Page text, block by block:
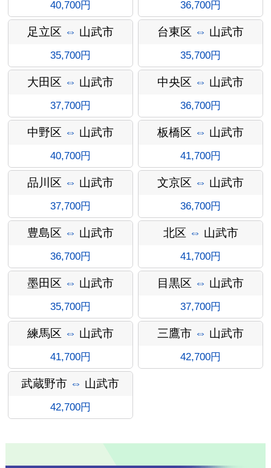
インフォ
メーショ
ン
40,700円 36,700円
足立区 ⇔ 山武市
35,700円
台東区 ⇔ 山武市
35,700円
大田区 ⇔ 山武市
37,700円
中央区 ⇔ 山武市
36,700円
中野区 ⇔ 山武市
40,700円
板橋区 ⇔ 山武市
41,700円
品川区 ⇔ 山武市
37,700円
文京区 ⇔ 山武市
36,700円
豊島区 ⇔ 山武市
36,700円
北区 ⇔ 山武市
41,700円
墨田区 ⇔ 山武市
35,700円
目黒区 ⇔ 山武市
37,700円
練馬区 ⇔ 山武市
41,700円
三鷹市 ⇔ 山武市
42,700円
武蔵野市 ⇔ 山武市
42,700円